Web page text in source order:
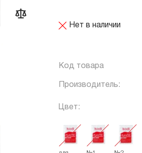
Нет в наличии
Код товара
Производитель:
Цвет: